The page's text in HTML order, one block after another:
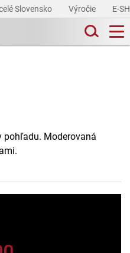
Slovensko Výročie E-
pohľadu. Moderovaná